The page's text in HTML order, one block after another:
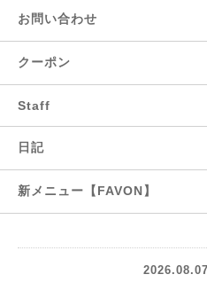
お問い合わせ
クーポン
Staff
日記
新メニュー【FAVON】